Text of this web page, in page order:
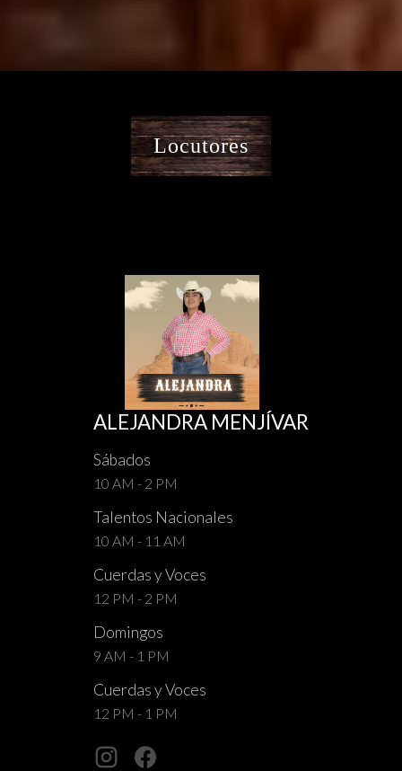
Locutores
ALEJANDRA MENJÍVAR
Sábados
10 AM - 2 PM
Talentos Nacionales
10 AM - 11 AM
Cuerdas y Voces
12 PM - 2 PM
Domingos
9 AM - 1 PM
Cuerdas y Voces
12 PM - 1 PM